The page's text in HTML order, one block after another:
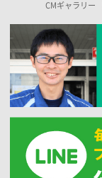
CMギャラリー